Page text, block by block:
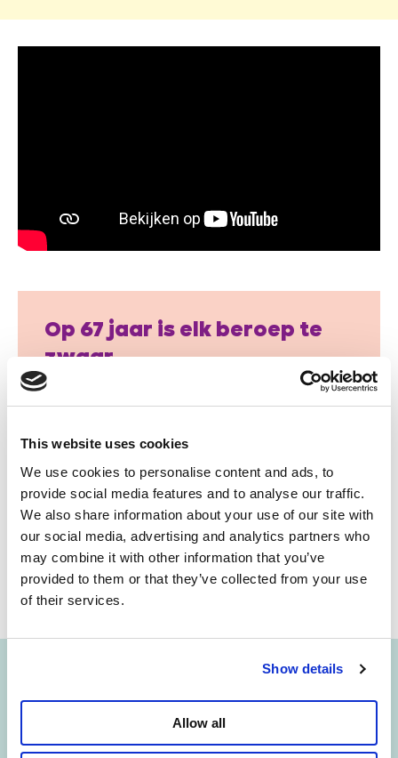
This website uses cookies
We use cookies to personalise content and ads, to
provide social media features and to analyse our traffic.
We also share information about your use of our site with
our social media, advertising and analytics partners who
may combine it with other information that you’ve
provided to them or that they’ve collected from your use
of their services.
Show details
Allow all
Op 67 jaar is elk beroep te
zwaar
Wij willen recht op rust en vrijheid na een
Recht op vervroegd pensioen vanaf 60
jaar, na een loopbaan van 40 jaar.
Leer bij over pensioenen
Er zijn te weinig
arbeidskrachten, dus moet
iedereen langer werken. Echt?